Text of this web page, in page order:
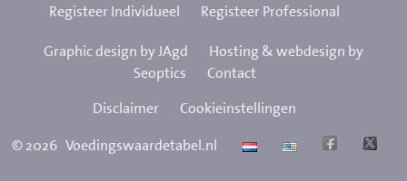
Registeer Individueel Registeer Professional
Graphic design by JAgd
Hosting & webdesign by
Seoptics
Contact
Disclaimer
Cookieinstellingen
©2026 Voedingswaardetabel.nl